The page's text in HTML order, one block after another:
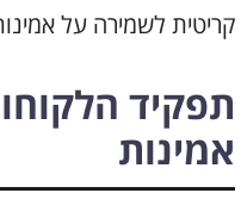
קריטית לשמירה על
תפקיד
אמינות